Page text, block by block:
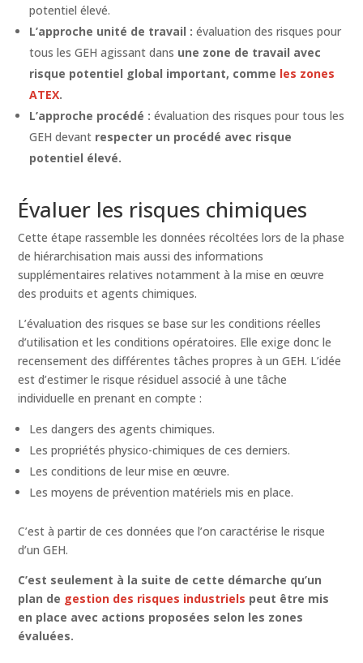
potentiel élevé.
L’approche unité de travail : évaluation des risques pour
tous les GEH agissant dans une zone de travail avec
risque potentiel global important, comme les zones
ATEX.
L’approche procédé : évaluation des risques pour tous les
GEH devant respecter un procédé avec risque
potentiel élevé.
Évaluer les risques chimiques
Cette étape rassemble les données récoltées lors de la phase
de hiérarchisation mais aussi des informations
supplémentaires relatives notamment à la mise en œuvre
des produits et agents chimiques.
L’évaluation des risques se base sur les conditions réelles
d’utilisation et les conditions opératoires. Elle exige donc le
recensement des différentes tâches propres à un GEH. L’idée
est d’estimer le risque résiduel associé à une tâche
individuelle en prenant en compte :
Les dangers des agents chimiques.
Les propriétés physico-chimiques de ces derniers.
Les conditions de leur mise en œuvre.
Les moyens de prévention matériels mis en place.
C’est à partir de ces données que l’on caractérise le risque
d’un GEH.
C’est seulement à la suite de cette démarche qu’un
plan de gestion des risques industriels peut être mis
en place avec actions proposées selon les zones
évaluées.